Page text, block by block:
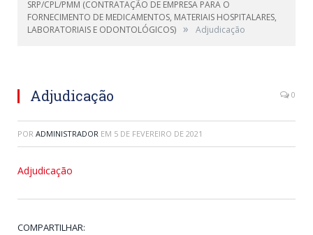
SRP/CPL/PMM (CONTRATAÇÃO DE EMPRESA PARA O
FORNECIMENTO DE MEDICAMENTOS, MATERIAIS HOSPITALARES,
LABORATORIAIS E ODONTOLÓGICOS) » Adjudicação
Adjudicação 0
POR ADMINISTRADOR EM 5 DE FEVEREIRO DE 2021
Adjudicação
COMPARTILHAR: